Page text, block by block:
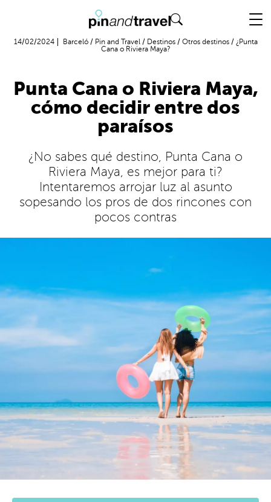
14/02/2024 Barceló / Pin and Travel / Destinos / Otros destinos / ¿Punta
Cana o Riviera Maya?
Punta Cana o Riviera Maya,
cómo decidir entre dos
paraísos
¿No sabes qué destino, Punta Cana o
Riviera Maya, es mejor para ti?
Intentaremos arrojar luz al asunto
sopesando los pros de dos rincones con
pocos contras